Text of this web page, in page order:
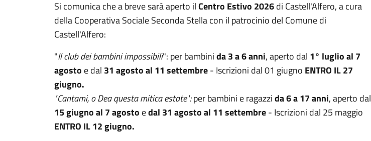
Si comunica che a breve sarà aperto ilCentro Estivo 2026di Castell'Alfero, a cura
della Cooperativa Sociale Seconda Stella con il patrocinio del Comune di
Castell'Alfero:
"Il club dei bambini impossibili": per bambinida 3 a 6 anni, aperto dal 1° luglio al 7
agosto e dal 31 agosto al 11 settembre- Iscrizioni dal 01 giugno ENTRO IL 27
giugno.
"Cantami, o Dea questa mitica estate":per bambini e ragazzida 6 a 17 anni, aperto dal
15 giugno al 7 agosto edal 31 agosto al 11 settembre- Iscrizioni dal 25 maggio
ENTRO IL 12 giugno.